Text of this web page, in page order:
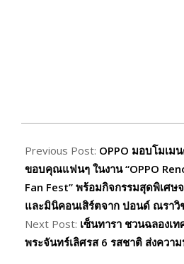
08-
16
Previous Post: OPPO มอบโมเม
ขอบคุณแฟนๆ ในงาน “OPPO
Fan Fest” พร้อมกิจกรรมสุดพิเศษ
และมินิคอนเสิร์ตจาก ปอนด์ ณราวิ
Next Post: เซ็นทารา ชวนฉลองเ
พระจันทร์เลิศรส 6 รสชาติ ส่งควา